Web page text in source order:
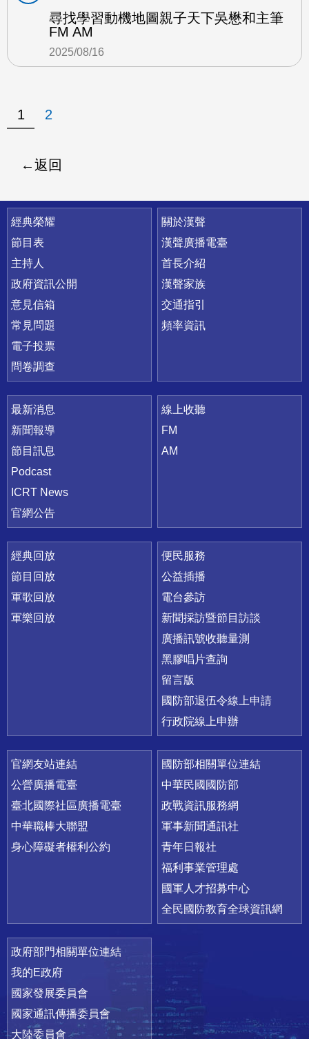
尋找學習動機地圖親子天下吳懋和主筆
FM AM
2025/08/16
1 2
返回
快速連結
經典榮耀
節目表
主持人
政府資訊公開
意見信箱
常見問題
電子投票
問卷調查
關於漢聲
漢聲廣播電臺
首長介紹
漢聲家族
交通指引
頻率資訊
最新消息
新聞報導
節目訊息
Podcast
ICRT News
官網公告
線上收聽
FM
AM
經典回放
節目回放
軍歌回放
軍樂回放
便民服務
公益插播
電台參訪
新聞採訪暨節目訪談
廣播訊號收聽量測
黑膠唱片查詢
留言版
國防部退伍令線上申請
行政院線上申辦
官網友站連結
公營廣播電臺
臺北國際社區廣播電臺
中華職棒大聯盟
身心障礙者權利公約
國防部相關單位連結
中華民國國防部
政戰資訊服務網
軍事新聞通訊社
青年日報社
福利事業管理處
國軍人才招募中心
全民國防教育全球資訊網
政府部門相關單位連結
我的E政府
國家發展委員會
國家通訊傳播委員會
大陸委員會